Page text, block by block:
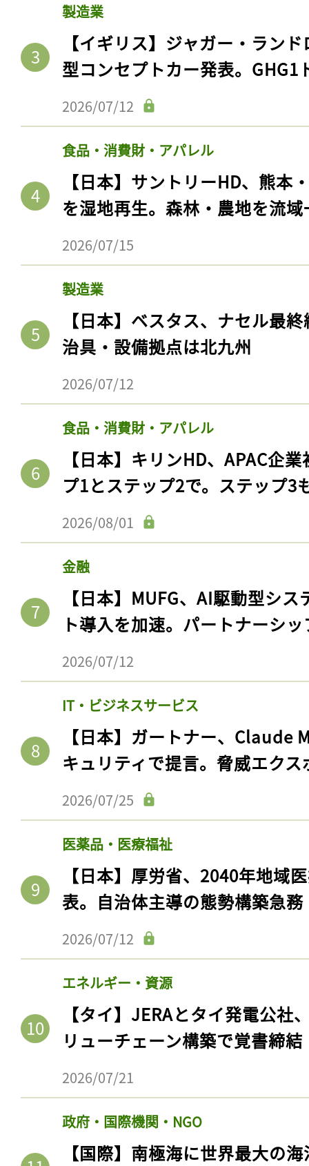
製造業
【イギリス】ジャガー・ラン
型コンセプトカー発表。GHG1
2026/07/12
食品・消費財・アパレル
【日本】サントリーHD、熊本
を湿地再生。森林・農地を流
2026/07/15
製造業
【日本】ベスタス、ナセル最
治具・設備拠点は北九州
2026/07/12
食品・消費財・アパレル
【日本】キリンHD、APAC企
プ1とステップ2で。ステップ3
2026/08/01
金融
【日本】MUFG、AI駆動型シ
ト導入を加速。パートナーシ
2026/07/12
IT・ビジネスサービス
【日本】ガートナー、Claude
キュリティで提言。脅威エク
2026/07/25
医薬品・医療福祉
【日本】厚労省、2040年地域
表。自治体主導の態勢構築急務
2026/07/12
エネルギー・資源
【タイ】JERAとタイ発電公社
リューチェーン構築で覚書締結
2026/07/21
政府・国際機関・NGO
【国際】南極海に世界最大の
記事をお気に入りに
ログインが必
会員登録